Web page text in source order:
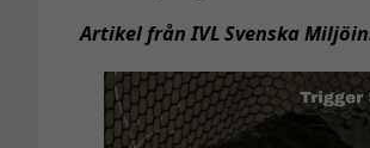
Artikel från IVL Svenska